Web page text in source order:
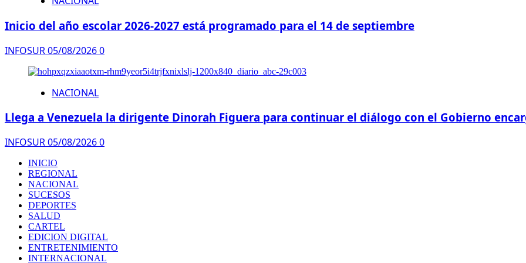
Inicio del año escolar 2026-2027 está programado para el 14 de septiembre
INFOSUR05/08/20260
NACIONAL
Llega a Venezuela la dirigente Dinorah Figuera para continuar el diálogo con el Gobierno
INFOSUR05/08/20260
INICIO
REGIONAL
NACIONAL
SUCESOS
DEPORTES
SALUD
CARTEL
EDICION DIGITAL
ENTRETENIMIENTO
INTERNACIONAL